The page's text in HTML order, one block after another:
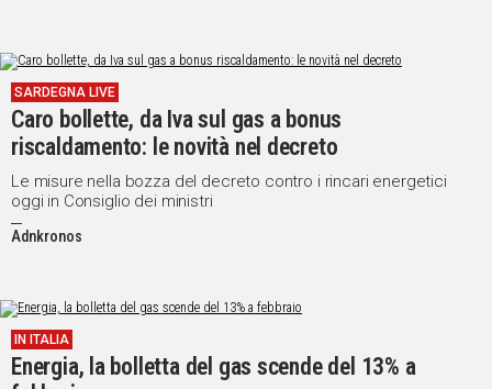
SARDEGNA LIVE
Caro bollette, da Iva sul gas a bonus
riscaldamento: le novità nel decreto
Le misure nella bozza del decreto contro i rincari energetici
oggi in Consiglio dei ministri
Adnkronos
IN ITALIA
Energia, la bolletta del gas scende del 13% a